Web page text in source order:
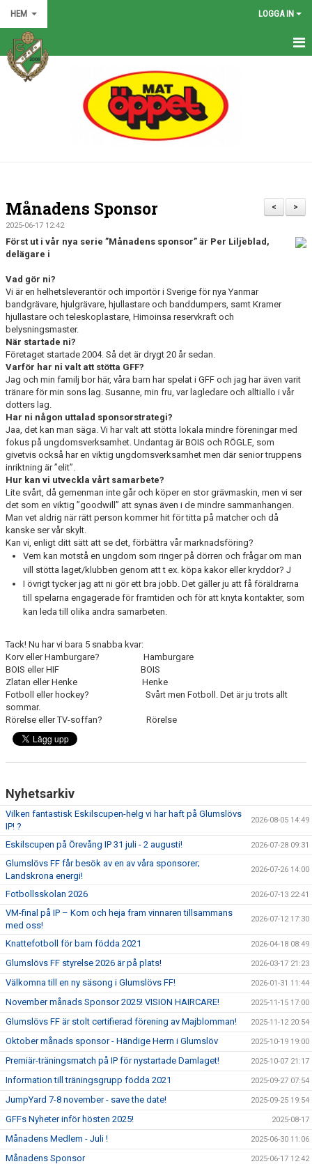
HEM LOGGA IN
HEM
KALENDER
BILDGALLERI
MATCHER
VÅRA LAG
BLI MEDLEM
KLÄDKOLLEKTION
FOTBOLLSSKOLAN 2026
>
<
Månadens Sponsor
2025-06-17 12:42
Först ut i vår nya serie ”Månadens sponsor” är Per Liljeblad,
delägare i
Vad gör ni?
Vi är en helhetsleverantör och importör i Sverige för nya Yanmar
bandgrävare, hjulgrävare, hjullastare och banddumpers, samt Kramer
hjullastare och teleskoplastare, Himoinsa reservkraft och
belysningsmaster.
När startade ni?
Företaget startade 2004. Så det är drygt 20 år sedan.
Varför har ni valt att stötta GFF?
Jag och min familj bor här, våra barn har spelat i GFF och jag har även varit
tränare för min sons lag. Susanne, min fru, var lagledare och alltiallo i vår
dotters lag.
Har ni någon uttalad sponsorstrategi?
Jaa, det kan man säga. Vi har valt att stötta lokala mindre föreningar med
fokus på ungdomsverksamhet. Undantag är BOIS och RÖGLE, som
givetvis också har en viktig ungdomsverksamhet men där senior truppens
inriktning är ”elit”.
Hur kan vi utveckla vårt samarbete?
Lite svårt, då gemenman inte går och köper en stor grävmaskin, men vi ser
det som en viktig ”goodwill” att synas även i de mindre sammanhangen.
Man vet aldrig när rätt person kommer hit för titta på matcher och då
kanske ser vår skylt.
Kan vi, enligt ditt sätt att se det, förbättra vår marknadsföring?
Vem kan motstå en ungdom som ringer på dörren och frågar om man
vill stötta laget/klubben genom att t ex. köpa kakor eller kryddor? J
I övrigt tycker jag att ni gör ett bra jobb. Det gäller ju att få föräldrarna
till spelarna engagerade för framtiden och för att knyta kontakter, som
kan leda till olika andra samarbeten.
Tack! Nu har vi bara 5 snabba kvar:
Korv eller Hamburgare? Hamburgare
BOIS eller HIF BOIS
Zlatan eller Henke Henke
Fotboll eller hockey? Svårt men Fotboll. Det är ju trots allt
sommar.
Rörelse eller TV-soffan? Rörelse
Nyhetsarkiv
Vilken fantastisk Eskilscupen-helg vi har haft på Glumslövs
IP! ?
2026-08-05 14:49
Eskilscupen på Örevång IP 31 juli - 2 augusti! 2026-07-28 09:31
Glumslövs FF får besök av en av våra sponsorer;
Landskrona energi!
2026-07-26 14:00
Fotbollsskolan 2026 2026-07-13 22:41
VM-final på IP – Kom och heja fram vinnaren tillsammans
med oss!
2026-07-12 17:30
Knattefotboll för barn födda 2021 2026-04-18 08:49
Glumslövs FF styrelse 2026 är på plats! 2026-03-17 21:23
Välkomna till en ny säsong i Glumslövs FF! 2026-01-31 11:44
November månads Sponsor 2025! VISION HAIRCARE! 2025-11-15 17:00
Glumslövs FF är stolt certifierad förening av Majblomman! 2025-11-12 20:54
Oktober månads sponsor - Händige Herrn i Glumslöv 2025-10-19 19:00
Premiär-träningsmatch på IP för nystartade Damlaget! 2025-10-07 21:17
Information till träningsgrupp födda 2021 2025-09-27 07:54
JumpYard 7-8 november - save the date! 2025-09-25 19:54
GFFs Nyheter inför hösten 2025! 2025-08-17
Månadens Medlem - Juli ! 2025-06-30 11:06
Månadens Sponsor 2025-06-17 12:42